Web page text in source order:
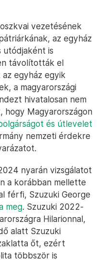
vezetésének
az egyház
utódjaként is
távolították el
egyház egyik
a magyarországi
hivatalosan nem
hogy Magyarországon
és útlevelet
nemzeti érdekre
nyarán vizsgálatot
a korábban mellette
férfi, Szuzuki George
meg. Szuzuki 2022-
Hilarionnal,
alatt Szuzuki
őt, ezért
többször is